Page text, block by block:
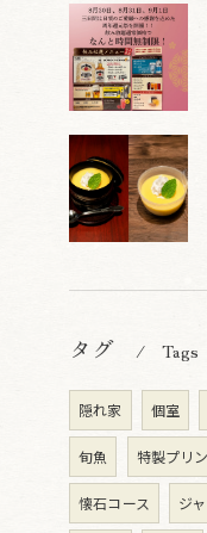
タグ Tags
隠れ家 個室
旬魚 特製プリン
懐石コース ジ